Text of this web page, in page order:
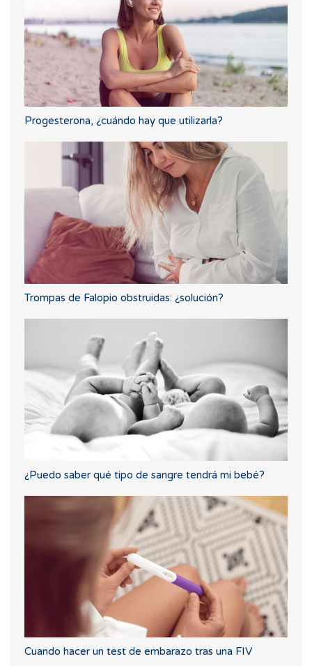
Progesterona, ¿cuándo hay que utilizarla?
Trompas de Falopio obstruidas: ¿solución?
¿Puedo saber qué tipo de sangre tendrá mi bebé?
Cuando hacer un test de embarazo tras una FIV